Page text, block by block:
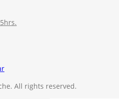
All rights reserved.